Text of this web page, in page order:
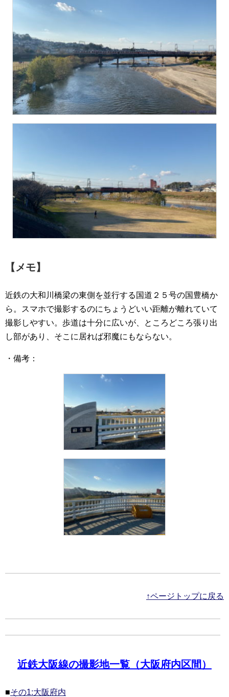
【メモ】
近鉄の大和川橋梁の東側を並行する国道２５号の国豊橋か
ら。スマホで撮影するのにちょうどいい距離が離れていて
撮影しやすい。歩道は十分に広いが、ところどころ張り出
し部があり、そこに居れば邪魔にもならない。
・備考：
↑ページトップに戻る
近鉄大阪線の撮影地一覧（大阪府内区間）
■その1:大阪府内